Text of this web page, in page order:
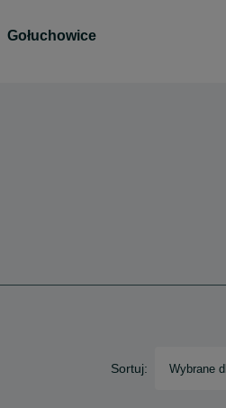
Sortuj: Wybrane